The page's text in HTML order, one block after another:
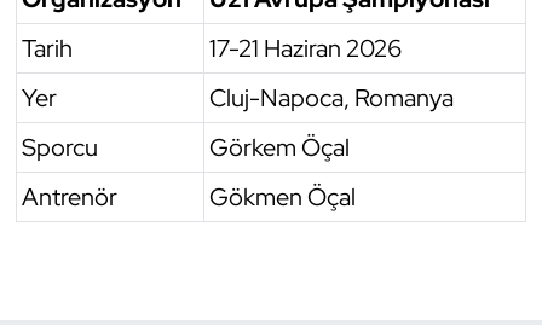
Tarih
17-21 Haziran 2026
Yer
Cluj-Napoca, Romanya
Sporcu
Görkem Öçal
Antrenör
Gökmen Öçal
Satranç
Su Topu
Sualtı Sporları